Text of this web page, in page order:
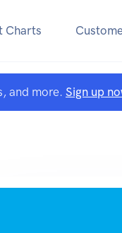
Charts
and more. Sign up